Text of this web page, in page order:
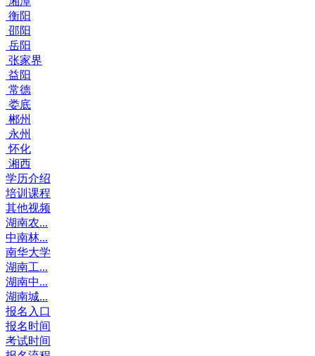
衡阳
邵阳
岳阳
张家界
益阳
常德
娄底
郴州
永州
怀化
湘西
学历介绍
培训课程
其他视频
湖南农...
中南林...
南华大学
湖南工...
湖南中...
湖南城...
报名入口
报名时间
考试时间